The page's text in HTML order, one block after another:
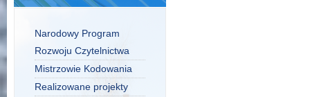
Narodowy Program
Rozwoju Czytelnictwa
Mistrzowie Kodowania
Realizowane projekty